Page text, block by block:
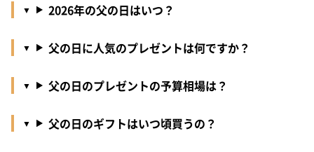
2026年の父の日はいつ？
父の日に人気のプレゼントは何ですか？
父の日のプレゼントの予算相場は？
父の日のギフトはいつ頃買うの？